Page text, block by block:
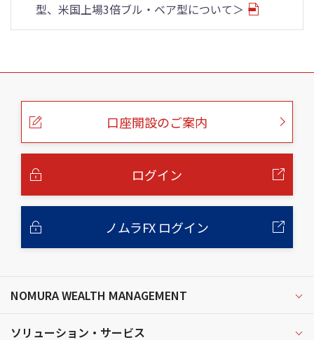
型、米国上場3倍ブル・ベア型について＞
こ
口座開設のご案内
ログイン
ノムラFX ログイン
NOMURA WEALTH MANAGEMENT
ソリューション・サービス